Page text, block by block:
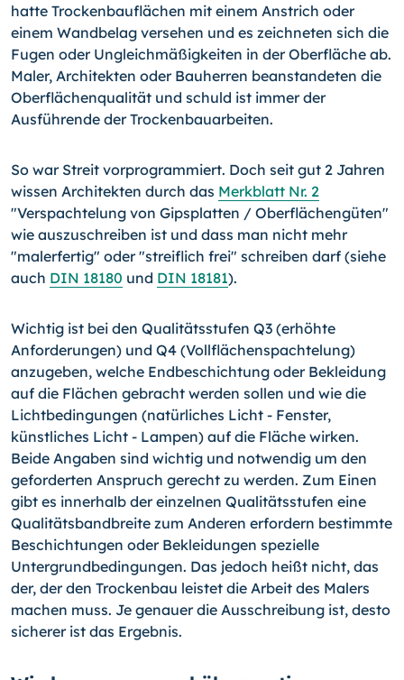
hatte Trockenbauflächen mit einem Anstrich oder
einem Wandbelag versehen und es zeichneten sich die
Fugen oder Ungleichmäßigkeiten in der Oberfläche ab.
Maler, Architekten oder Bauherren beanstandeten die
Oberflächenqualität und schuld ist immer der
Ausführende der Trockenbauarbeiten.
So war Streit vorprogrammiert. Doch seit gut 2 Jahren
wissen Architekten durch das Merkblatt Nr. 2
"Verspachtelung von Gipsplatten / Oberflächengüten"
wie auszuschreiben ist und dass man nicht mehr
"malerfertig" oder "streiflich frei" schreiben darf (siehe
auch DIN 18180 und DIN 18181).
Wichtig ist bei den Qualitätsstufen Q3 (erhöhte
Anforderungen) und Q4 (Vollflächenspachtelung)
anzugeben, welche Endbeschichtung oder Bekleidung
auf die Flächen gebracht werden sollen und wie die
Lichtbedingungen (natürliches Licht - Fenster,
künstliches Licht - Lampen) auf die Fläche wirken.
Beide Angaben sind wichtig und notwendig um den
geforderten Anspruch gerecht zu werden. Zum Einen
gibt es innerhalb der einzelnen Qualitätsstufen eine
Qualitätsbandbreite zum Anderen erfordern bestimmte
Beschichtungen oder Bekleidungen spezielle
Untergrundbedingungen. Das jedoch heißt nicht, das
der, der den Trockenbau leistet die Arbeit des Malers
machen muss. Je genauer die Ausschreibung ist, desto
sicherer ist das Ergebnis.